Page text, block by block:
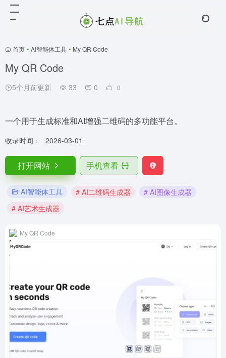
首页 • AI智能体工具 • My QR Code
My QR Code
5个月前更新 33 0 0
一个用于生成标准和AI增强二维码的多功能平台。
收录时间： 2026-03-01
打开网站 手机查看
AI智能体工具 # AI二维码生成器
# AI图像生成器
# AI艺术生成器
My QR Code